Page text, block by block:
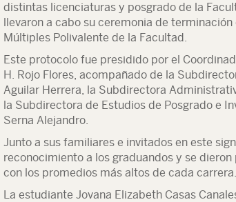
distintas licenciaturas y posgrado de la
llevaron a cabo su ceremonia de
Múltiples Polivalente de la Facultad.
Este protocolo fue presidido por el
H. Rojo Flores, acompañado de la
Aguilar Herrera, la Subdirectora
la Subdirectora de Estudios de Posgrado e
Serna Alejandro.
Junto a sus familiares e invitados en este
reconocimiento a los graduandos y se
con los promedios más altos de cada carrera.
La estudiante Jovana Elizabeth Casas